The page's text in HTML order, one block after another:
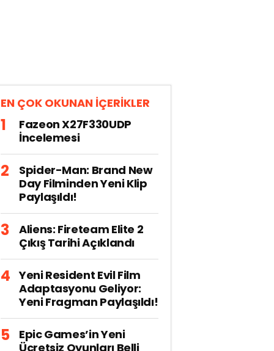
EN ÇOK OKUNAN İÇERİKLER
Fazeon X27F330UDP
İncelemesi
Spider-Man: Brand New
Day Filminden Yeni Klip
Paylaşıldı!
Aliens: Fireteam Elite 2
Çıkış Tarihi Açıklandı
Yeni Resident Evil Film
Adaptasyonu Geliyor:
Yeni Fragman Paylaşıldı!
Epic Games’in Yeni
Ücretsiz Oyunları Belli